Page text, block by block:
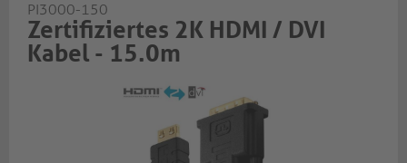
PI3000-150
Zertifiziertes 2K HDMI / DVI
Kabel - 15.0m